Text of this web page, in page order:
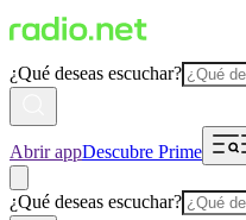
¿Qué deseas escuchar?
Abrir appDescubre Prime
¿Qué deseas escuchar?